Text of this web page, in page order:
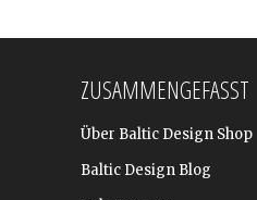
ZUSAMMENGEFASST
Über Baltic Design Shop
Baltic Design Blog